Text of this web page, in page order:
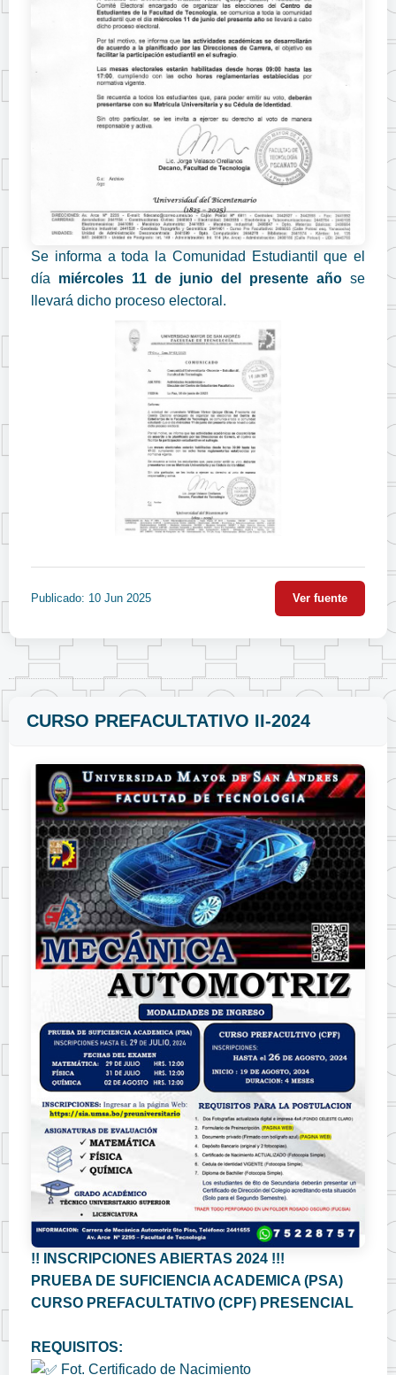
Se informa a toda la Comunidad Estudiantil que el
día miércoles 11 de junio del presente año se
llevará dicho proceso electoral.
Publicado: 10 Jun 2025 Ver fuente
CURSO PREFACULTATIVO II-2024
!! INSCRIPCIONES ABIERTAS 2024 !!!
PRUEBA DE SUFICIENCIA ACADEMICA (PSA)
CURSO PREFACULTATIVO (CPF) PRESENCIAL
REQUISITOS:
Fot. Certificado de Nacimiento